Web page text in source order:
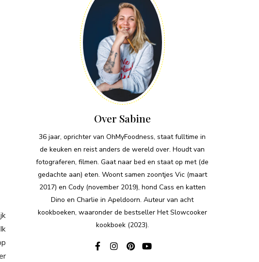
Over Sabine
36 jaar, oprichter van OhMyFoodness, staat fulltime in
de keuken en reist anders de wereld over. Houdt van
fotograferen, filmen. Gaat naar bed en staat op met (de
gedachte aan) eten. Woont samen zoontjes Vic (maart
2017) en Cody (november 2019), hond Cass en katten
Dino en Charlie in Apeldoorn. Auteur van acht
kookboeken, waaronder de bestseller Het Slowcooker
kookboek (2023).